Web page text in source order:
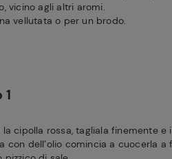
vicino agli altri aromi.
vellutata o per un brodo.
la cipolla rossa, tagliala finemente e
con dell’olio comincia a cuocerla a